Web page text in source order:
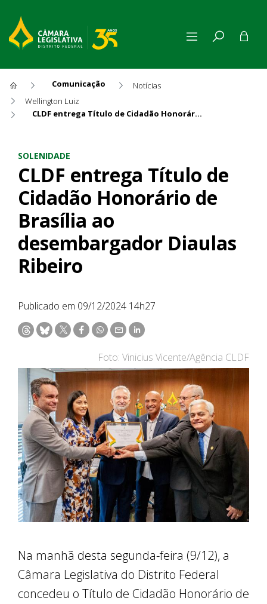
Comunicação
Notícias
Wellington Luiz
CLDF entrega Título de Cidadão Honorário de Brasília ao desembargador Diaulas Ribeiro
SOLENIDADE
CLDF entrega Título de
Cidadão Honorário de
Brasília ao
desembargador Diaulas
Ribeiro
Publicado em 09/12/2024 14h27
Foto: Vinicius Vicente/Agência CLDF
Na manhã desta segunda-feira (9/12), a
Câmara Legislativa do Distrito Federal
concedeu o Título de Cidadão Honorário de